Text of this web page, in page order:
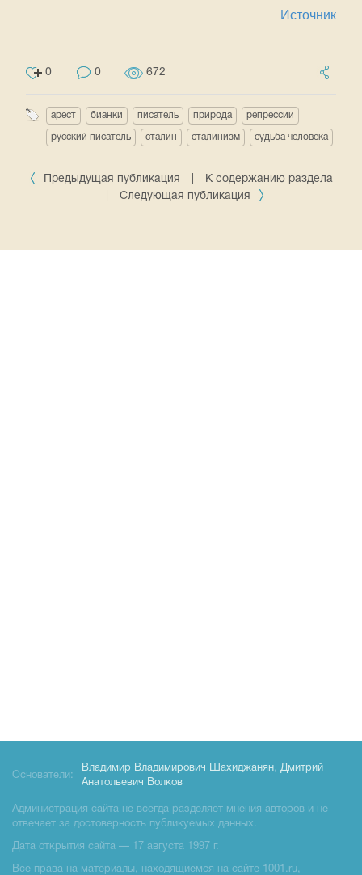
Источник
0 0 672
арест бианки писатель природа репрессии
русский писатель сталин сталинизм судьба человека
Предыдущая публикация
К содержанию раздела
Следующая публикация
Основатели:
Владимир Владимирович Шахиджанян, Дмитрий
Анатольевич Волков
Администрация сайта не всегда разделяет мнения авторов и не
отвечает за достоверность публикуемых данных.
Дата открытия сайта — 17 августа 1997 г.
Все права на материалы, находящиемся на сайте 1001.ru,